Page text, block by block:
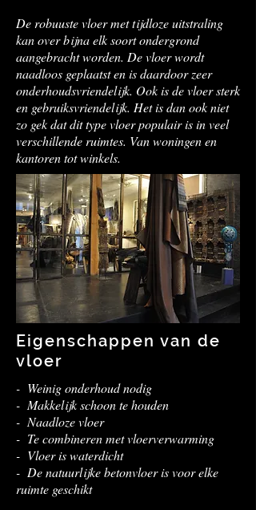
Eigenschappen van de
vloer
- Weinig onderhoud nodig
- Makkelijk schoon te houden
- Naadloze vloer
- Te combineren met vloerverwarming
- Vloer is waterdicht
- De natuurlijke betonvloer is voor elke
ruimte geschikt
De robuuste vloer met tijdloze uitstraling
kan over bijna elk soort ondergrond
aangebracht worden. De vloer wordt
naadloos geplaatst en is daardoor zeer
onderhoudsvriendelijk. Ook is de vloer sterk
en gebruiksvriendelijk. Het is dan ook niet
zo gek dat dit type vloer populair is in veel
verschillende ruimtes. Van woningen en
kantoren tot winkels.